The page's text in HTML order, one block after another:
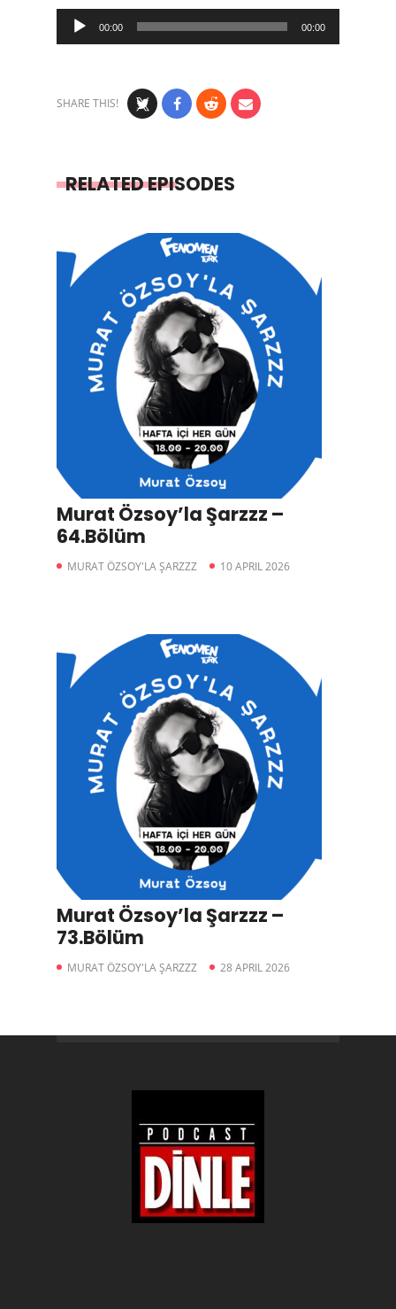
Audio
Player
00:00 00:00
SHARE THIS!
RELATED EPISODES
Murat Özsoy’la Şarzzz –
64.Bölüm
MURAT ÖZSOY'LA ŞARZZZ 10 APRIL 2026
Murat Özsoy’la Şarzzz –
73.Bölüm
MURAT ÖZSOY'LA ŞARZZZ 28 APRIL 2026